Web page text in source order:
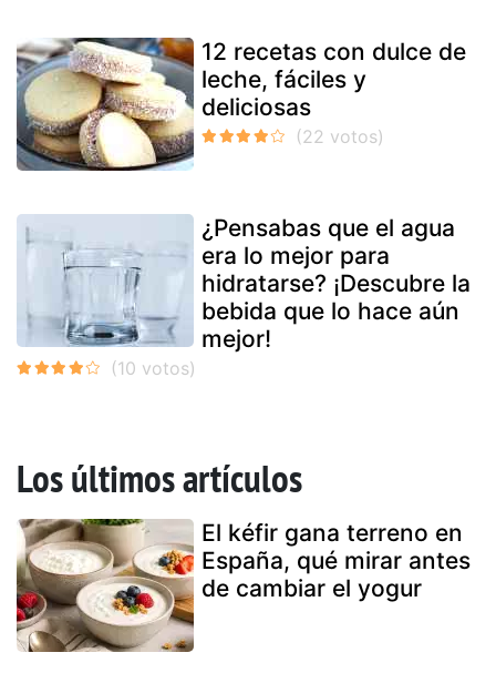
12 recetas con dulce de
leche, fáciles y
deliciosas
¿Pensabas que el agua
era lo mejor para
hidratarse? ¡Descubre la
bebida que lo hace aún
mejor!
Los últimos artículos
El kéfir gana terreno en
España, qué mirar antes
de cambiar el yogur